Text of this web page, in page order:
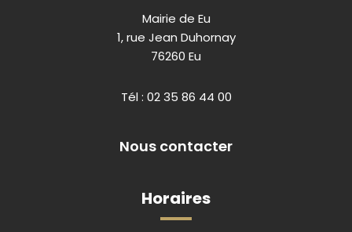
Mairie de Eu
1, rue Jean Duhornay
76260 Eu
Tél : 02 35 86 44 00
Nous contacter
Horaires